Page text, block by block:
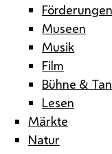
Förderungen
Museen
Musik
Film
Bühne &
Lesen
Märkte
Natur